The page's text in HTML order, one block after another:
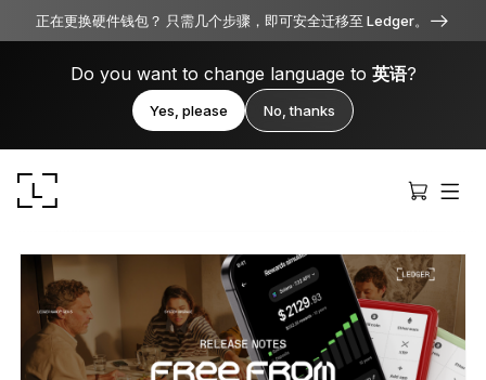
正在更换硬件钱包？ 只需几个步骤，即可安全迁移至 Ledger。
Do you want to change language to 英语?
Yes, please No, thanks
Ledger Stax